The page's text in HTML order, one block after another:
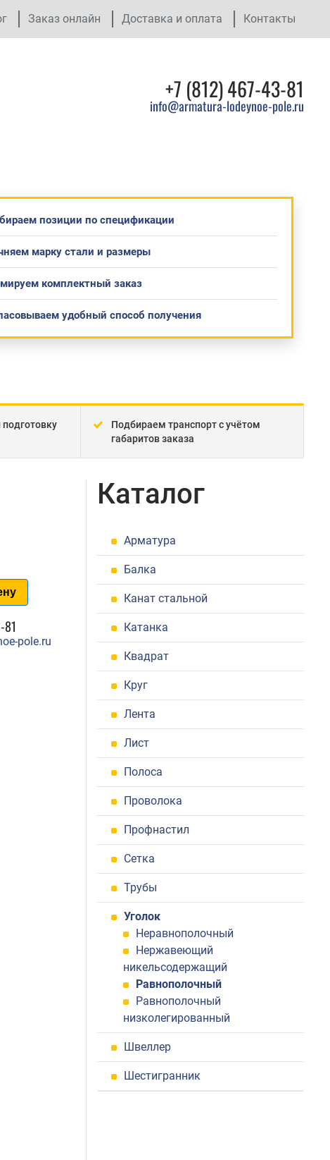
Заказ онлайн Доставка и оплата Контакты
+7 (812) 467-43-81
info@armatura-lodeynoe-pole.ru
позиции по спецификации
марку стали и размеры
комплектный заказ
удобный способ получения
Подбираем транспорт с учётом
габаритов заказа
81
pole.ru
Каталог
Арматура
Балка
Канат стальной
Катанка
Квадрат
Круг
Лента
Лист
Полоса
Проволока
Профнастил
Сетка
Трубы
Уголок
Неравнополочный
Нержавеющий
никельсодержащий
Равнополочный
Равнополочный
низколегированный
Швеллер
Шестигранник